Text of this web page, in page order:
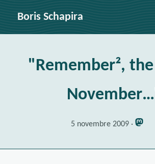
Boris Schapira
"Remember²,
5 novembre 2009